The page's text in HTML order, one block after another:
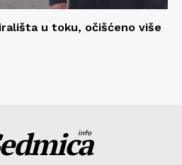
u toku, očišćeno više
info